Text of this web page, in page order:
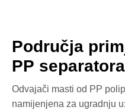
Područja
PР
Odvajači masti od PP
namijenjena za ugradnju u: